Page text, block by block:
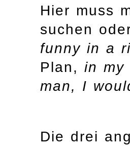
Hier muss
suchen
funny in a
Plan, in my
man, I
Die drei